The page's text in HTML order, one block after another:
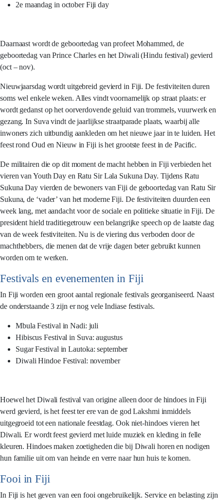
2e maandag in october Fiji day
Daarnaast wordt de geboortedag van profeet Mohammed, de
geboortedag van Prince Charles en het Diwali (Hindu festival) gevierd
(oct – nov).
Nieuwjaarsdag wordt uitgebreid gevierd in Fiji. De festiviteiten duren
soms wel enkele weken. Alles vindt voornamelijk op straat plaats: er
wordt gedanst op het oorverdovende geluid van trommels, vuurwerk en
gezang. In Suva vindt de jaarlijkse straatparade plaats, waarbij alle
inwoners zich uitbundig aankleden om het nieuwe jaar in te luiden. Het
feest rond Oud en Nieuw in Fiji is het grootste feest in de Pacific.
De militairen die op dit moment de macht hebben in Fiji verbieden het
vieren van Youth Day en Ratu Sir Lala Sukuna Day. Tijdens Ratu
Sukuna Day vierden de bewoners van Fiji de geboortedag van Ratu Sir
Sukuna, de ‘vader’ van het moderne Fiji. De festiviteiten duurden een
week lang, met aandacht voor de sociale en politieke situatie in Fiji. De
president hield traditiegetrouw een belangrijke speech op de laatste dag
van de week festiviteiten. Nu is de viering dus verboden door de
machthebbers, die menen dat de vrije dagen beter gebruikt kunnen
worden om te werken.
Festivals en evenementen in Fiji
In Fiji worden een groot aantal regionale festivals georganiseerd. Naast
de onderstaande 3 zijn er nog vele Indiase festivals.
Mbula Festival in Nadi: juli
Hibiscus Festival in Suva: augustus
Sugar Festival in Lautoka: september
Diwali Hindoe Festival: november
Hoewel het Diwali festival van origine alleen door de hindoes in Fiji
werd gevierd, is het feest ter ere van de god Lakshmi inmiddels
uitgegroeid tot een nationale feestdag. Ook niet-hindoes vieren het
Diwali. Er wordt feest gevierd met luide muziek en kleding in felle
kleuren. Hindoes maken zoetigheden die bij Diwali horen en nodigen
hun familie uit om van heinde en verre naar hun huis te komen.
Fooi in Fiji
In Fiji is het geven van een fooi ongebruikelijk. Service en belasting zijn